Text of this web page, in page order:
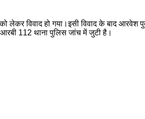
विवाद हो गया।इसी विवाद के बाद आरवेश
112 थाना पुलिस जांच में जुटी है।